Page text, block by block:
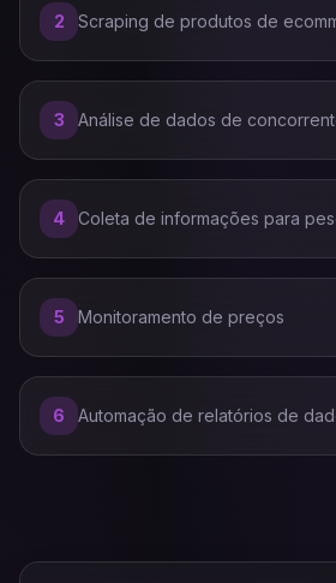
2 Scraping de produtos de
3 Análise de dados de
4 Coleta de informações para
5 Monitoramento de preços
6 Automação de relatórios de